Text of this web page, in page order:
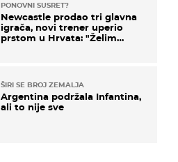
PONOVNI SUSRET?
Newcastle prodao tri glavna
igrača, novi trener uperio
prstom u Hrvata: "Želim
ŠIRI SE BROJ ZEMALJA
Argentina podržala Infantina,
ali to nije sve